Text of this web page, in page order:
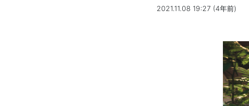
2021.11.08 19:27 (4年前)